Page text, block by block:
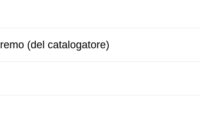
(del catalogatore)